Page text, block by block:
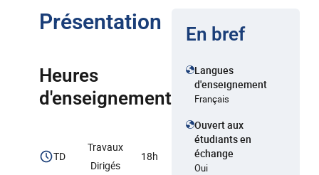
Présentation
Heures
d'enseignement
TD
Travaux
Dirigés
18h
En bref
Langues
d'enseignement
Français
Ouvert aux
étudiants en
échange
Oui